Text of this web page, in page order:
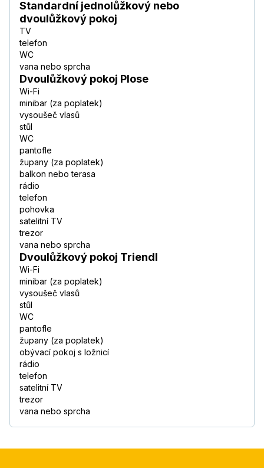
Standardní jednolůžkový nebo
dvoulůžkový pokoj
TV
telefon
WC
vana nebo sprcha
Dvoulůžkový pokoj Plose
Wi-Fi
minibar (za poplatek)
vysoušeč vlasů
stůl
WC
pantofle
župany (za poplatek)
balkon nebo terasa
rádio
telefon
pohovka
satelitní TV
trezor
vana nebo sprcha
Dvoulůžkový pokoj Triendl
Wi-Fi
minibar (za poplatek)
vysoušeč vlasů
stůl
WC
pantofle
župany (za poplatek)
obývací pokoj s ložnicí
rádio
telefon
satelitní TV
trezor
vana nebo sprcha